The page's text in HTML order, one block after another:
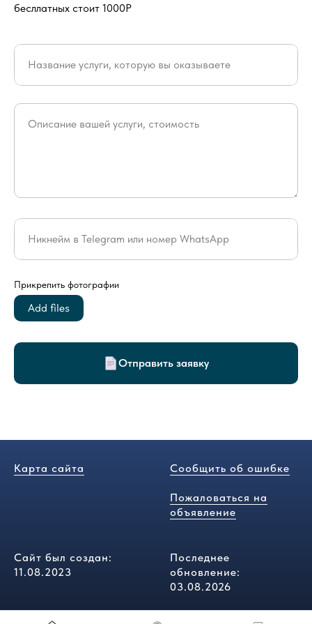
бесллатных стоит 1000Р
Название услуги, которую вы оказываете
Описание вашей услуги, стоимость
Никнейм в Telegram или номер WhatsApp
Прикрепить фотографии
Add files
Отправить заявку
Карта сайта Сообщить об ошибке
Пожаловаться на
объявление
Сайт был создан:
11.08.2023
Последнее
обновление:
03.08.2026